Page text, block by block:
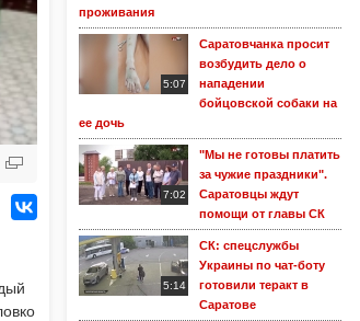
проживания
5:07
Саратовчанка просит
возбудить дело о
нападении
бойцовской собаки на
ее дочь
7:02
"Мы не готовы платить
за чужие праздники".
Саратовцы ждут
помощи от главы СК
5:14
СК: спецслужбы
Украины по чат-боту
готовили теракт в
Саратове